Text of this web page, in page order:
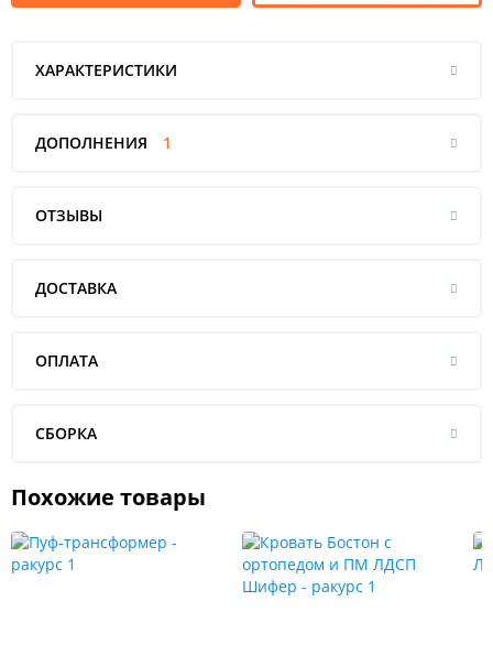
ХАРАКТЕРИСТИКИ
ДОПОЛНЕНИЯ 1
ОТЗЫВЫ
ДОСТАВКА
ОПЛАТА
СБОРКА
Похожие товары